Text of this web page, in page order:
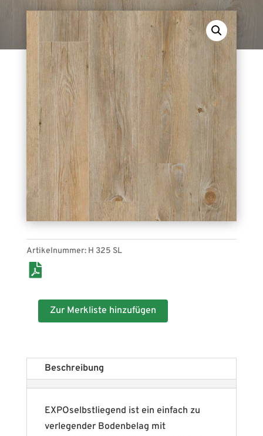
EXPOselbstliegend H 325 SL (eiche vintage).
Planken, für den Indoor-Bereich geeignet.
Artikelnummer: H 325 SL
Zur Merkliste hinzufügen
Beschreibung
EXPOselbstliegend ist ein einfach zu
verlegender Bodenbelag mit